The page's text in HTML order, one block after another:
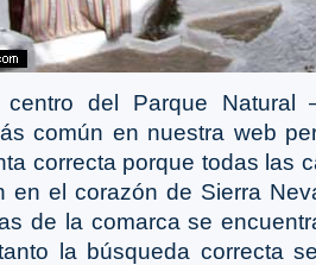
centro del Parque
común en nuestra web
correcta porque todas las
en el corazón de Sierra
de la comarca se
la búsqueda correcta